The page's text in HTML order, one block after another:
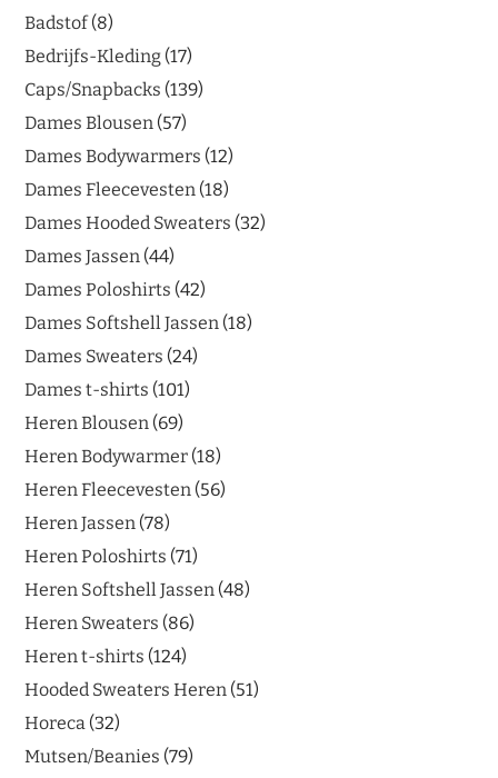
Badstof 8
Bedrijfs-Kleding 17
Caps/Snapbacks 139
Dames Blousen 57
Dames Bodywarmers 12
Dames Fleecevesten 18
Dames Hooded Sweaters 32
Dames Jassen 44
Dames Poloshirts 42
Dames Softshell Jassen 18
Dames Sweaters 24
Dames t-shirts 101
Heren Blousen 69
Heren Bodywarmer 18
Heren Fleecevesten 56
Heren Jassen 78
Heren Poloshirts 71
Heren Softshell Jassen 48
Heren Sweaters 86
Heren t-shirts 124
Hooded Sweaters Heren 51
Horeca 32
Mutsen/Beanies 79